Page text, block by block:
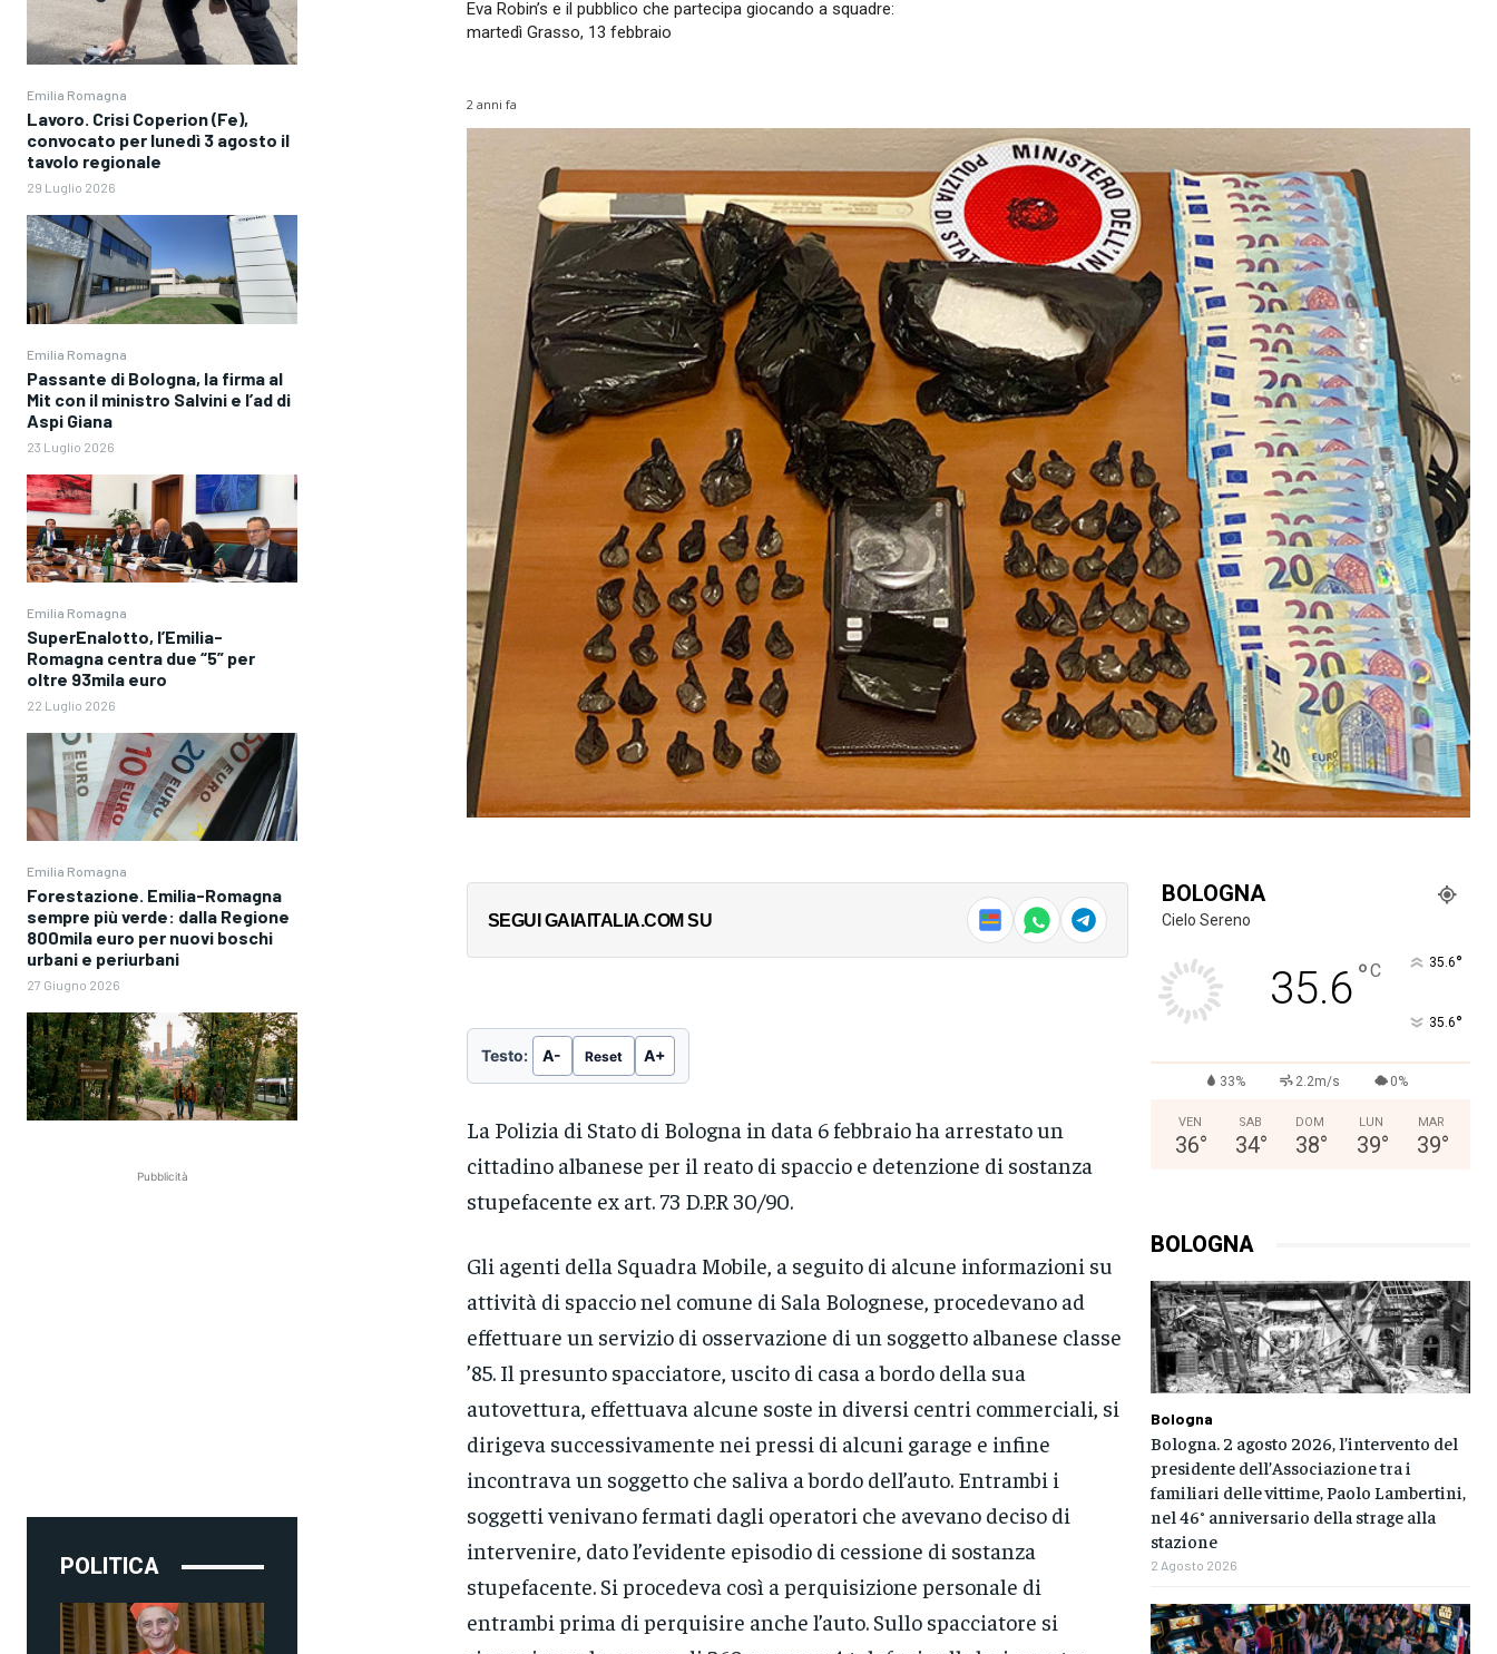
Emilia Romagna
Lavoro. Crisi Coperion (Fe),
convocato per lunedì 3 agosto il
tavolo regionale
29 Luglio 2026
Emilia Romagna
Passante di Bologna, la firma al
Mit con il ministro Salvini e l’ad di
Aspi Giana
23 Luglio 2026
Emilia Romagna
SuperEnalotto, l’Emilia-
Romagna centra due “5” per
oltre 93mila euro
22 Luglio 2026
Emilia Romagna
Forestazione. Emilia-Romagna
sempre più verde: dalla Regione
800mila euro per nuovi boschi
urbani e periurbani
27 Giugno 2026
Pubblicità
POLITICA
Eva Robin’s e il pubblico che partecipa giocando a squadre:
martedì Grasso, 13 febbraio
2 anni fa
SEGUI GAIAITALIA.COM SU
Testo: A- Reset A+
La Polizia di Stato di Bologna in data 6 febbraio ha arrestato un
cittadino albanese per il reato di spaccio e detenzione di sostanza
stupefacente ex art. 73 D.P.R 30/90.
Gli agenti della Squadra Mobile, a seguito di alcune informazioni su
attività di spaccio nel comune di Sala Bolognese, procedevano ad
effettuare un servizio di osservazione di un soggetto albanese classe
’85. Il presunto spacciatore, uscito di casa a bordo della sua
autovettura, effettuava alcune soste in diversi centri commerciali, si
dirigeva successivamente nei pressi di alcuni garage e infine
incontrava un soggetto che saliva a bordo dell’auto. Entrambi i
soggetti venivano fermati dagli operatori che avevano deciso di
intervenire, dato l’evidente episodio di cessione di sostanza
stupefacente. Si procedeva così a perquisizione personale di
entrambi prima di perquisire anche l’auto. Sullo spacciatore si
BOLOGNA
Cielo Sereno
35.6°C 35.6°
35.6°
33% 2.2m/s 0%
VEN
36°
SAB
34°
DOM
38°
LUN
39°
MAR
39°
BOLOGNA
Bologna
Bologna. 2 agosto 2026, l’intervento del
presidente dell’Associazione tra i
familiari delle vittime, Paolo Lambertini,
nel 46° anniversario della strage alla
stazione
2 Agosto 2026